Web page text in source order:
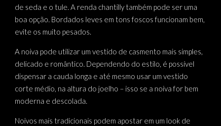
de seda e o tule. A renda chantilly também pode ser uma
boa opção. Bordados leves em tons foscos funcionam bem,
evite os muito pesados.
A noiva pode utilizar um vestido de casmento mais simples,
delicado e romântico. Dependendo do estilo, é possível
dispensar a cauda longa e até mesmo usar um vestido
corte médio, na altura do joelho – isso se a noiva for bem
moderna e descolada.
Noivos mais tradicionais podem apostar em um look de